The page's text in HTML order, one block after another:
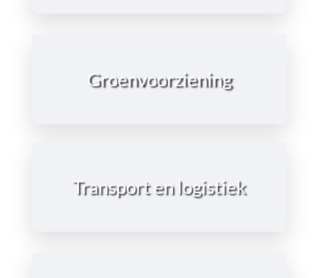
Groenvoorziening
Transport en logistiek